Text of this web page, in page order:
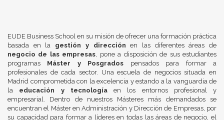
EUDE Business School en su misión de ofrecer una formación práctica
basada en la gestión y dirección en las diferentes áreas de
negocio de las empresas, pone a disposición de sus estudiantes
programas Máster y Posgrados pensados para formar a
profesionales de cada sector. Una escuela de negocios situada en
Madrid comprometida con la excelencia y estando a la vanguardia de
la educación y tecnologíaen los entornos profesional y
empresarial. Dentro de nuestros Másteres más demandados se
encuentran el Máster en Administración y Dirección de Empresas, por
su capacidad para formar a líderes en todas las áreas de negocio, el